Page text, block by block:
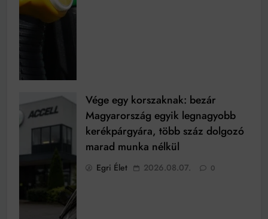
Vége egy korszaknak: bezár
Magyarország egyik legnagyobb
kerékpárgyára, több száz dolgozó
marad munka nélkül
Egri Élet 2026.08.07. 0